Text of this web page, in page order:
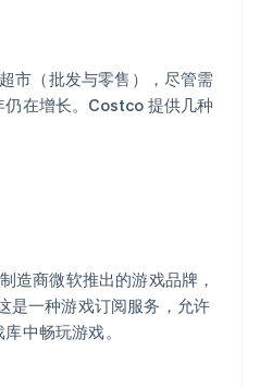
市（批发与零售），尽管需
在增长。Costco 提供几种
造商微软推出的游戏品牌，
是一种游戏订阅服务，允许
中畅玩游戏。